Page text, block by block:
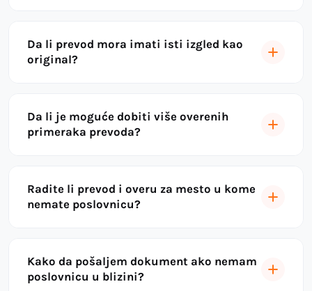
Da li prevod mora imati isti izgled kao
original?
Da li je moguće dobiti više overenih
primeraka prevoda?
Radite li prevod i overu za mesto u kome
nemate poslovnicu?
Kako da pošaljem dokument ako nemam
poslovnicu u blizini?